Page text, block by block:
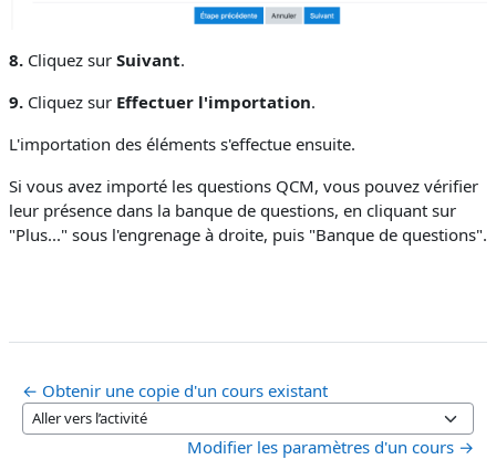
8. Cliquez sur Suivant.
9. Cliquez sur Effectuer l'importation.
L'importation des éléments s'effectue ensuite.
Si vous avez importé les questions QCM, vous pouvez vérifier
leur présence dans la banque de questions, en cliquant sur
"Plus..." sous l'engrenage à droite, puis "Banque de questions".
← Obtenir une copie d'un cours existant
Aller vers l’activité
Modifier les paramètres d'un cours →